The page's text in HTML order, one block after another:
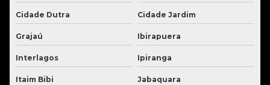
Cidade Dutra Cidade Jardim
Grajaú Ibirapuera
Interlagos Ipiranga
Itaim Bibi Jabaquara